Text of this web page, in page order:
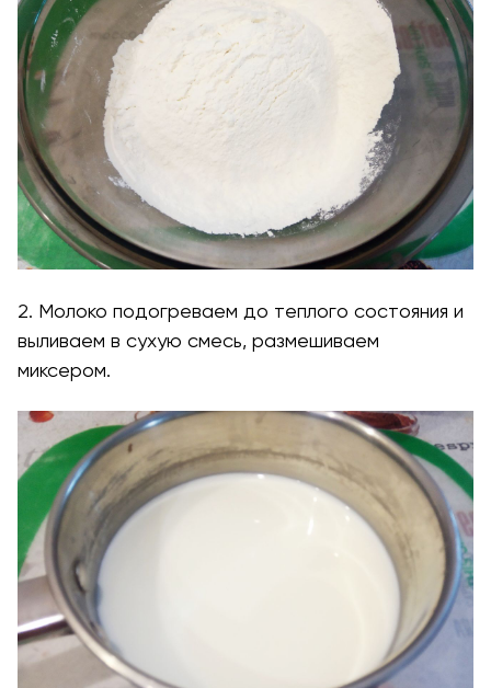
2. Молоко подогреваем до теплого состояния и
выливаем в сухую смесь, размешиваем
миксером.